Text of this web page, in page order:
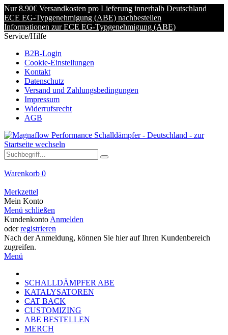
Nur 8.90€ Versandkosten pro Lieferung innerhalb Deutschland
ECE EG-Typgenehmigung (ABE) nachbestellen
Informationen zur ECE EG-Typgenehmigung (ABE)
Service/Hilfe
B2B-Login
Cookie-Einstellungen
Kontakt
Datenschutz
Versand und Zahlungsbedingungen
Impressum
Widerrufsrecht
AGB
Warenkorb 0
Merkzettel
Mein Konto
Menü schließen
Kundenkonto Anmelden
oderregistrieren
Nach der Anmeldung, können Sie hier auf Ihren Kundenbereich
zugreifen.
Menü
SCHALLDÄMPFER ABE
KATALYSATOREN
CAT BACK
CUSTOMIZING
ABE BESTELLEN
MERCH